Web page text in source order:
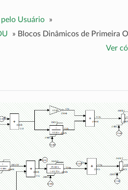
Usuário
»
» Blocos Dinâmicos de Primeira
Ver